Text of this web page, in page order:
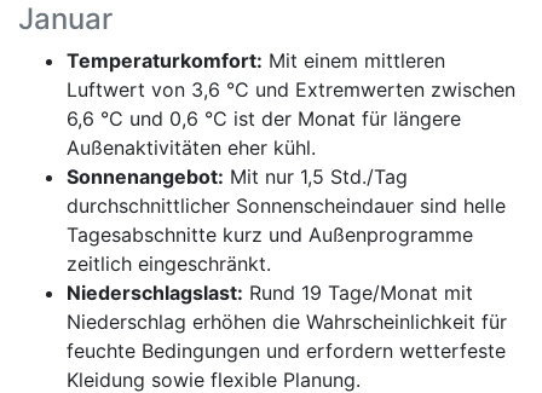
Januar
Temperaturkomfort: Mit einem mittleren
Luftwert von 3,6 °C und Extremwerten zwischen
6,6 °C und 0,6 °C ist der Monat für längere
Außenaktivitäten eher kühl.
Sonnenangebot: Mit nur 1,5 Std./Tag
durchschnittlicher Sonnenscheindauer sind helle
Tagesabschnitte kurz und Außenprogramme
zeitlich eingeschränkt.
Niederschlagslast: Rund 19 Tage/Monat mit
Niederschlag erhöhen die Wahrscheinlichkeit für
feuchte Bedingungen und erfordern wetterfeste
Kleidung sowie flexible Planung.